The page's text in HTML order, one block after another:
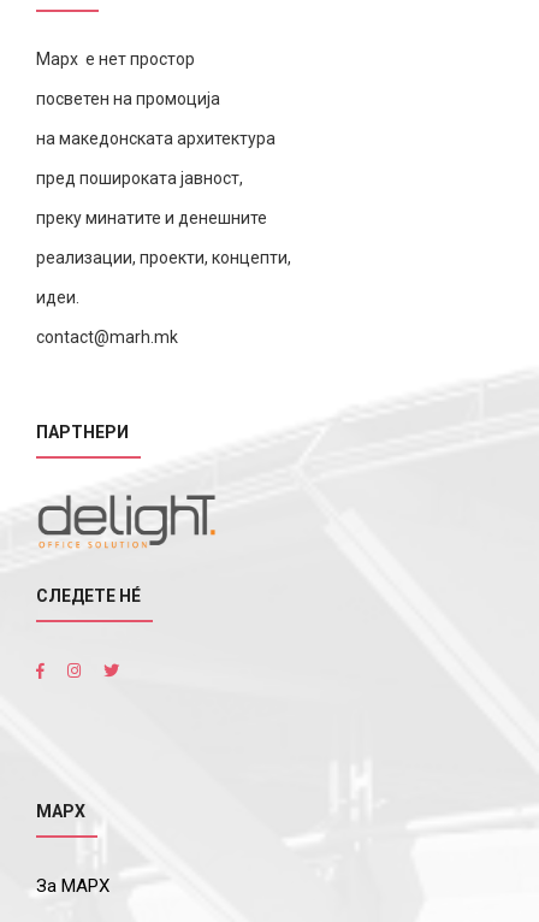
Марх е нет простор
посветен на промоција
на македонската архитектура
пред пошироката јавност,
преку минатите и денешните
реализации, проекти, концепти,
идеи.
contact@marh.mk
ПАРТНЕРИ
СЛЕДЕТЕ НÉ
МАРХ
За МАРХ